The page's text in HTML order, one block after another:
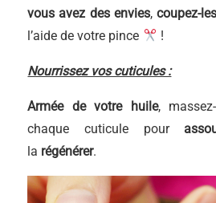
vous avez des envies, coupez-
l’aide de votre pince
!
Nourrissez vos cuticules :
Armée de votre huile,
chaque cuticule pour
la régénérer.